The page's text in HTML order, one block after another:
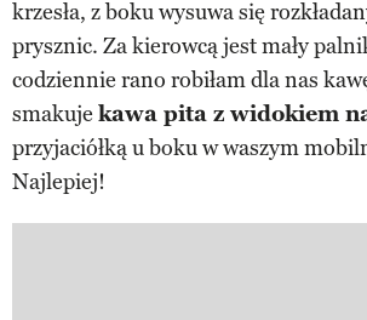
krzesła, z boku wysuwa się
prysznic. Za kierowcą jest mały
codziennie rano robiłam dla nas
smakuje kawa pita z widokiem
przyjaciółką u boku w waszym
Najlepiej!